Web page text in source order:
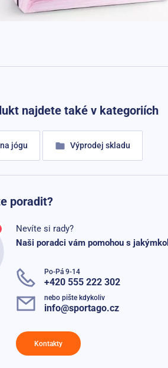
najdete také v kategoriích
jógu Výprodej skladu
poradit?
Nevíte si rady?
Naši poradci vám pomohou s
Po-Pá 9-14
+420 555 222 302
nebo pište kdykoliv
info@sportago.cz
Kontakty